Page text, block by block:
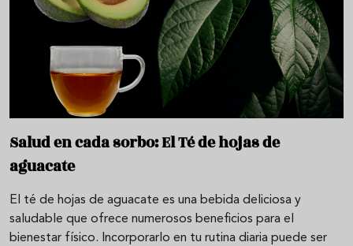
Salud en cada sorbo: El Té de hojas de
aguacate
El té de hojas de aguacate es una bebida deliciosa y
saludable que ofrece numerosos beneficios para el
bienestar físico. Incorporarlo en tu rutina diaria puede ser